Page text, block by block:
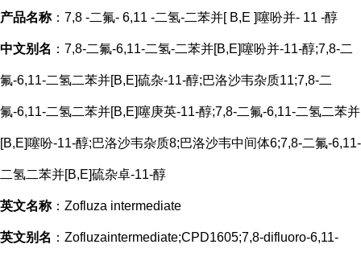
产品名称：7,8 -二氟- 6,11 -二氢-二苯并[ B,E ]噻吩并- 11 -醇
中文别名 ：7,8-二氟-6,11-二氢-二苯并[B,E]噻吩并-11-醇;7,8-二
氟-6,11-二氢二苯并[B,E]硫杂-11-醇;巴洛沙韦杂质11;7,8-二
氟-6,11-二氢二苯并[B,E]噻庚英-11-醇;7,8-二氟-6,11-二氢二苯并
[B,E]噻吩-11-醇;巴洛沙韦杂质8;巴洛沙韦中间体6;7,8-二氟-6,11-
二氢二苯并[B,E]硫杂卓-11-醇
英文名称：Zofluza intermediate
英文别名 ：Zofluzaintermediate;CPD1605;7,8-difluoro-6,11-